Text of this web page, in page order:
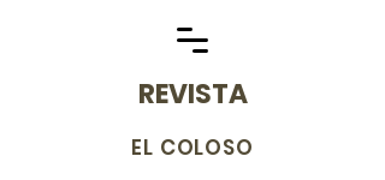
REVISTA
EL COLOSO